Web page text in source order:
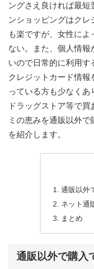
ングさえ良ければ最短
ンショッピングはクレ
も楽ですが、女性に
ない。また、個人情報
いので日常的に利用す
クレジットカード情
っている方も少なく
ドラッグストア等で
ミの恵みを通販以外
を紹介します。
通販以外
ネット通
まとめ
通販以外で購入